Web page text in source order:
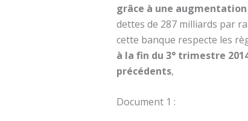
grâce à une
dettes de 287 milliards par
cette banque respecte les
à la fin du 3° trimestre
précédents,
Document 1 :